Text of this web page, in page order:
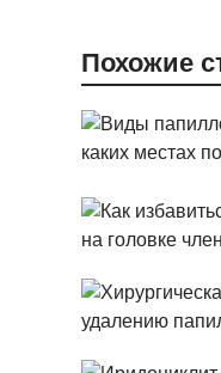
Похожие